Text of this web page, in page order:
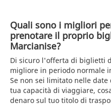
Quali sono i migliori
prenotare il proprio
Marcianise?
Di sicuro l'offerta di biglietti
migliore in periodo normale
Se non sei limitato nelle
tua capacità di viaggiare,
denaro sul tuo titolo di